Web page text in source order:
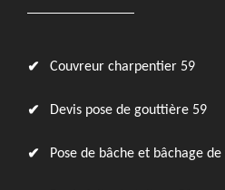
Couvreur charpentier 59
Devis pose de gouttière 59
Pose de bâche et bâchage